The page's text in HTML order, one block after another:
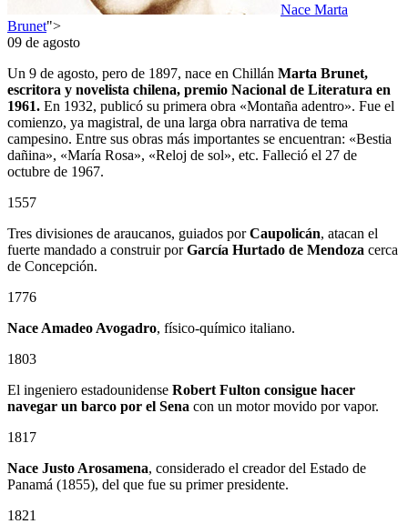
Nace Marta
Brunet">
09 de agosto
Un 9 de agosto, pero de 1897, nace en Chillán Marta Brunet,
escritora y novelista chilena, premio Nacional de Literatura en
1961. En 1932, publicó su primera obra «Montaña adentro». Fue el
comienzo, ya magistral, de una larga obra narrativa de tema
campesino. Entre sus obras más importantes se encuentran: «Bestia
dañina», «María Rosa», «Reloj de sol», etc. Falleció el 27 de
octubre de 1967.
1557
Tres divisiones de araucanos, guiados porCaupolicán, atacan el
fuerte mandado a construir porGarcía Hurtado de Mendoza cerca
de Concepción.
1776
Nace Amadeo Avogadro, físico-químico italiano.
1803
El ingeniero estadounidense Robert Fulton consigue hacer
navegar un barco por el Sena con un motor movido por vapor.
1817
Nace Justo Arosamena, considerado el creador del Estado de
Panamá (1855), del que fue su primer presidente.
1821